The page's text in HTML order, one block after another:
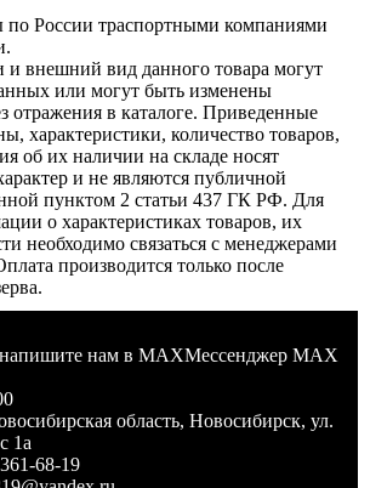
по России траспортными компаниями
и внешний вид данного товара могут
или могут быть изменены
отражения в каталоге. Приведенные
характеристики, количество товаров,
об их наличии на складе носят
и не являются публичной
пунктом 2 статьи 437 ГК РФ. Для
о характеристиках товаров, их
необходимо связаться с менеджерами
производится только после
Мессенджер MAX
область, Новосибирск, ул.
1а
68-19